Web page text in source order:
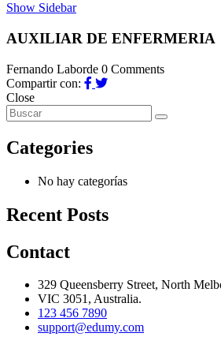
Show Sidebar
AUXILIAR DE ENFERMERIA
Fernando Laborde 0 Comments
Compartir con:
Close
Categories
No hay categorías
Recent Posts
Contact
329 Queensberry Street, North
VIC 3051, Australia.
123 456 7890
support@edumy.com